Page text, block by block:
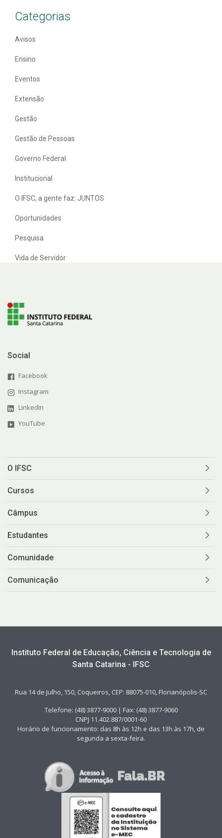
Categorias
Avisos
Ensino
Eventos
Extensão
Gestão
Gestão de Pessoas
Governo Federal
Institucional
O IFSC, a gente faz: JUNTOS
Oportunidades
Pesquisa
Vida de Servidor
Social
Facebook
Instagram
LinkedIn
YouTube
O IFSC
Cursos
Câmpus
Estudantes
Comunidade
Comunicação
Instituto Federal de Educação, Ciência e Tecnologia de
Santa Catarina - IFSC
Rua 14 de Julho, 150, Coqueiros, CEP: 88075-010, Florianópolis-SC
Telefone: (48) 3877-9000 | Fax: (48) 3877-9060
CNPJ 11.402.887/0001-60
Horário de funcionamento: das 8h às 12h e das 13h às 17h, de
segunda a sexta-feira.